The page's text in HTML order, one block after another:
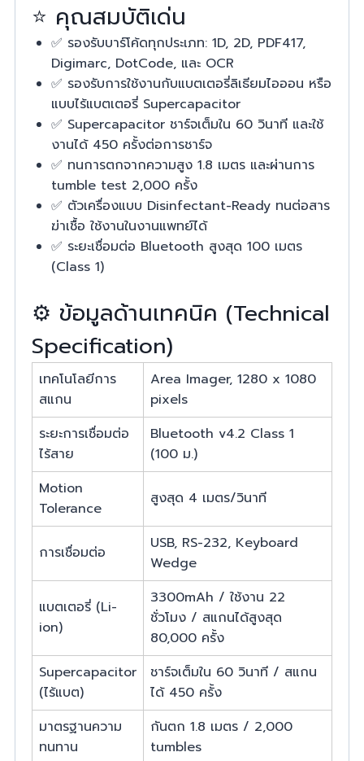
⭐ คุณสมบัติเด่น
✅ รองรับบาร์โค้ดทุกประเภท: 1D, 2D, PDF417,
Digimarc, DotCode, และ OCR
✅ รองรับการใช้งานกับแบตเตอรี่ลิเธียมไอออน หรือ
แบบไร้แบตเตอรี่ Supercapacitor
✅ Supercapacitor ชาร์จเต็มใน 60 วินาที และใช้
งานได้ 450 ครั้งต่อการชาร์จ
✅ ทนการตกจากความสูง 1.8 เมตร และผ่านการ
tumble test 2,000 ครั้ง
✅ ตัวเครื่องแบบ Disinfectant-Ready ทนต่อสาร
ฆ่าเชื้อ ใช้งานในงานแพทย์ได้
✅ ระยะเชื่อมต่อ Bluetooth สูงสุด 100 เมตร
(Class 1)
⚙️ ข้อมูลด้านเทคนิค (Technical
Specification)
เทคโนโลยีการ
สแกน
Area Imager, 1280 x 1080
pixels
ระยะการเชื่อมต่อ
ไร้สาย
Bluetooth v4.2 Class 1
(100 ม.)
Motion
Tolerance
สูงสุด 4 เมตร/วินาที
การเชื่อมต่อ
USB, RS-232, Keyboard
Wedge
แบตเตอรี่ (Li-
ion)
3300mAh / ใช้งาน 22
ชั่วโมง / สแกนได้สูงสุด
80,000 ครั้ง
Supercapacitor
(ไร้แบต)
ชาร์จเต็มใน 60 วินาที / สแกน
ได้ 450 ครั้ง
มาตรฐานความ
ทนทาน
กันตก 1.8 เมตร / 2,000
tumbles